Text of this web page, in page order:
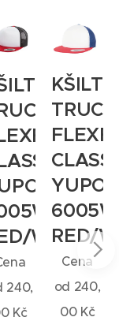
NAVY
WHITE/
240,
Kč
RED/
Cena
od 240,
00Kč